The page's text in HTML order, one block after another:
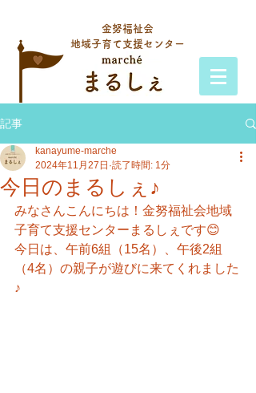
金努福祉会
地域子育て支援センター
記事
今日のまるしぇ♪
kanayume-marche
2024年11月27日 読了時間: 1分
みなさんこんにちは！金努福祉会地域
子育て支援センターまるしぇです😊
今日は、午前6組（15名）、午後2組
（4名）の親子が遊びに来てくれました
♪